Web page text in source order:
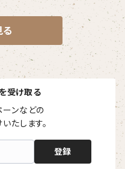
る
受け取る
ンなどの
たします。
登録